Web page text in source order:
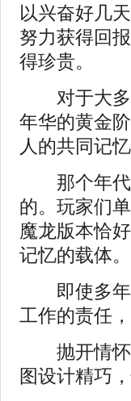
以兴奋好几
努力获得回
得珍贵。
对于大多
年华的黄金
人的共同记忆
那个年代
的。玩家们
魔龙版本恰
记忆的载体。
即使多年
工作的责任
抛开情怀
图设计精巧